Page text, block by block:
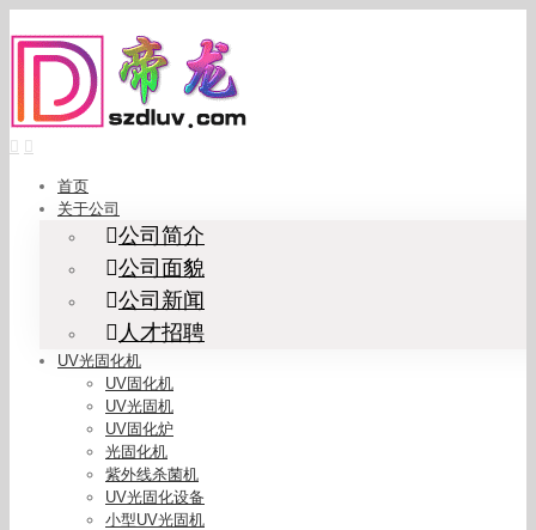
to
content
首页
关于公司
公司简介
公司面貌
公司新闻
人才招聘
UV光固化机
UV固化机
UV光固机
UV固化炉
光固化机
紫外线杀菌机
UV光固化设备
小型UV光固机